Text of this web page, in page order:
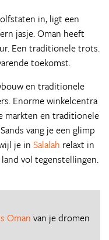
in, ligt een
jasje. Oman heeft
Een traditionele trots.
toekomst.
en traditionele
Enorme winkelcentra
markten en traditionele
vang je een glimp
je in Salalah relaxt in
vol tegenstellingen.
Oman van je dromen